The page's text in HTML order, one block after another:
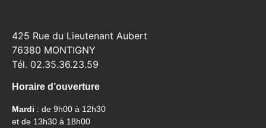
425 Rue du Lieutenant Aubert
76380 MONTIGNY
Tél. 02.35.36.23.59
Horaire d’ouverture
Mardi : de 9h00 à 12h30
et de 13h30 à 18h00